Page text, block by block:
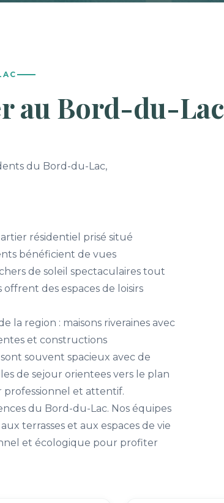
au Bord-du-Lac
du Bord-du-Lac,
résidentiel prisé situé
bénéficient de vues
de soleil spectaculaires tout
des espaces de loisirs
la region : maisons riveraines avec
et constructions
souvent spacieux avec de
de sejour orientees vers le plan
professionnel et attentif.
du Bord-du-Lac. Nos équipes
terrasses et aux espaces de vie
et écologique pour profiter